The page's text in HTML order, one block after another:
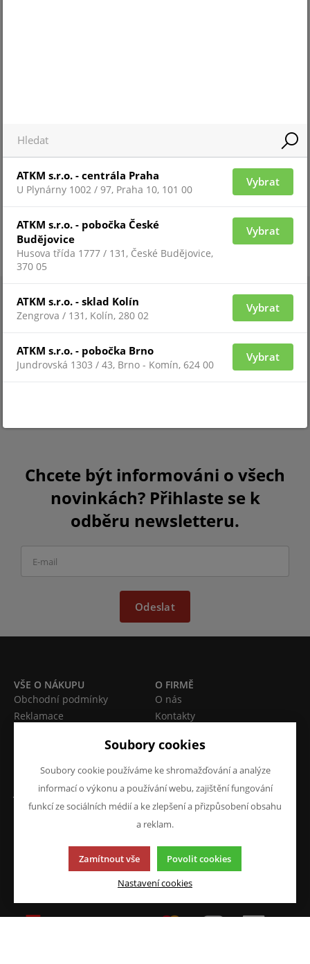
Chcete být informováni o všech
novinkách? Přihlaste se k
odběru newsletteru.
Odeslat
VŠE O NÁKUPU
Obchodní podmínky
Reklamace
O FIRMĚ
O nás
Kontakty
JAZYK A MĚNA
CS
NAPIŠTE NÁM
Chcete nám něco sdělit o
našich produktech nebo e-
shopu? Neváhejte napsat.
Chci napsat zprávu
Soubory cookies
Soubory cookie používáme ke shromažďování a analýze
informací o výkonu a používání webu, zajištění fungování
funkcí ze sociálních médií a ke zlepšení a přizpůsobení obsahu
a reklam.
Zamítnout vše Povolit cookies
Nastavení cookies
ATKM s.r.o. - centrála Praha
U Plynárny 1002 / 97, Praha 10, 101 00
Vybrat
ATKM s.r.o. - pobočka České
Budějovice
Husova třída 1777 / 131, České Budějovice,
370 05
Vybrat
ATKM s.r.o. - sklad Kolín
Zengrova / 131, Kolín, 280 02
Vybrat
ATKM s.r.o. - pobočka Brno
Jundrovská 1303 / 43, Brno - Komín, 624 00
Vybrat